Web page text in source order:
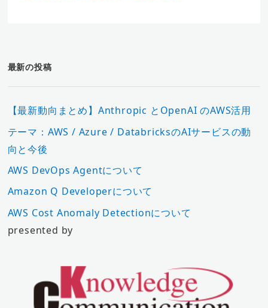
最新の投稿
【最新動向まとめ】Anthropic とOpenAI のAWS活用
テーマ：AWS / Azure / DatabricksのAIサービスの動
向と今後
AWS DevOps Agentについて
Amazon Q Developerについて
AWS Cost Anomaly Detectionについて
presented by